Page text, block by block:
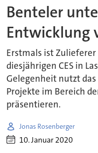
Benteler
Entwicklung
Erstmals ist
diesjährigen CES in
Gelegenheit nutzt
Projekte im Bereich
präsentieren.
Jonas Rosenberger
10. Januar 2020